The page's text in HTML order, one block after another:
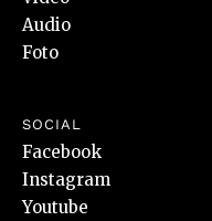
Audio
Foto
SOCIAL
Facebook
Instagram
Youtube